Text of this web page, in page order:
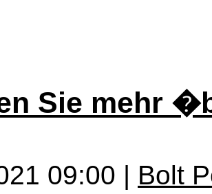
Sie mehr
09:00 | Bolt